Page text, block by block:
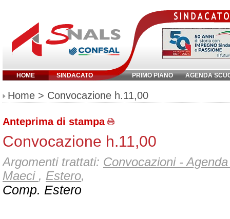
HOME SINDACATO PRIMO PIANO AGENDA
Inserisci parola chiave:
Home > Convocazione h.11,00
Anteprima di stampa
Convocazione h.11,00
Argomenti trattati: Convocazioni -
Maeci , Estero,
Comp. Estero